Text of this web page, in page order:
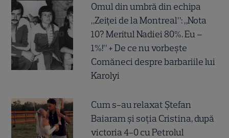
Omul din umbră din echipa
„Zeiței de la Montreal”: „Nota
10? Meritul Nadiei 80%. Eu –
1%!” + De ce nu vorbește
Comăneci despre barbariile lui
Karolyi
Cum s-au relaxat Ștefan
Baiaram și soția Cristina, după
victoria 4-0 cu Petrolul